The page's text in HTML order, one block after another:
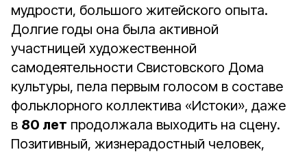
мудрости, большого житейского опыта.
Долгие годы она была активной
участницей художественной
самодеятельности Свистовского Дома
культуры, пела первым голосом в составе
фольклорного коллектива «Истоки», даже
в 80 лет продолжала выходить на сцену.
Позитивный, жизнерадостный человек,